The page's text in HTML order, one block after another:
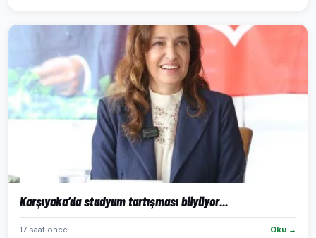
Karşıyaka’da stadyum tartışması büyüyor...
17 saat önce Oku →